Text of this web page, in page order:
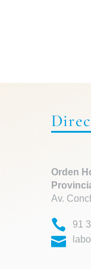
Orden
Av.
91